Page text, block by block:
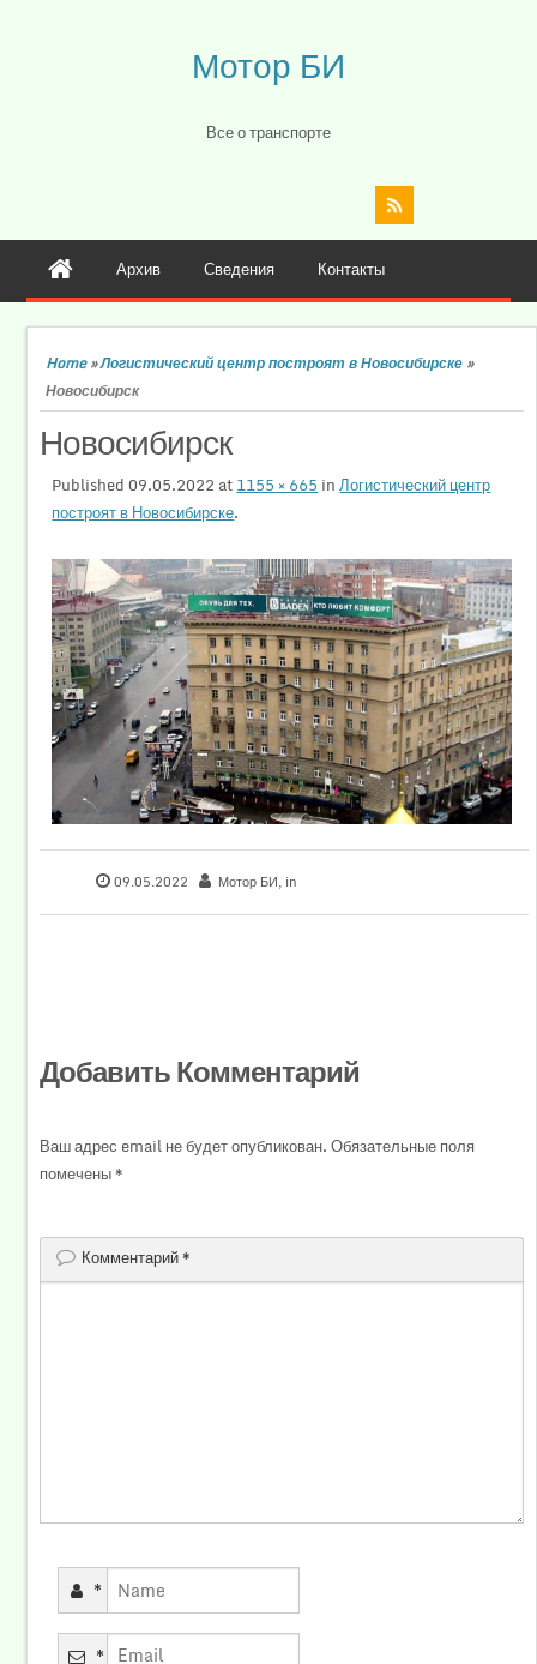
Мотор БИ
Все о транспорте
Архив Сведения Контакты
Home»Логистический центр построят в Новосибирске »
Новосибирск
Новосибирск
Published09.05.2022 at1155 × 665 inЛогистический центр
построят в Новосибирске.
09.05.2022 Мотор БИ, in
Добавить Комментарий
Ваш адрес email не будет опубликован. Обязательные поля
помечены*
Комментарий*
*
*